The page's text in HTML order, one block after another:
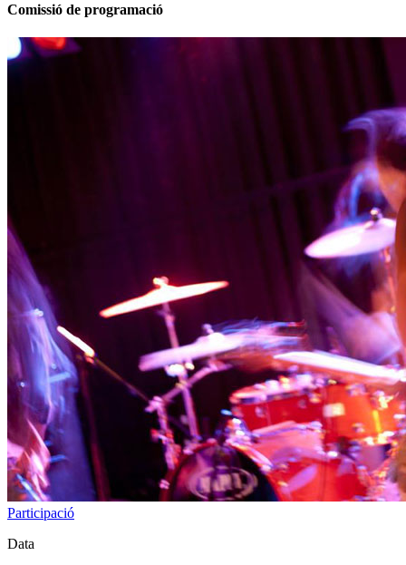
Comissió de programació
Participació
Data